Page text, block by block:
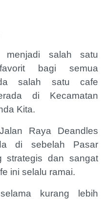
salah satu
bagi semua
salah satu cafe
di Kecamatan
Kita.
Raya Deandles
di sebelah Pasar
strategis dan sangat
ini selalu ramai.
kurang lebih